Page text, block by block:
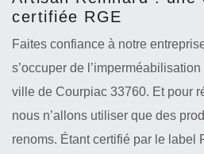
certifiée RGE
Faites confiance à notre
s’occuper de
ville de Courpiac 33760. Et pour
nous n’allons utiliser que des
renoms. Étant certifié par le label